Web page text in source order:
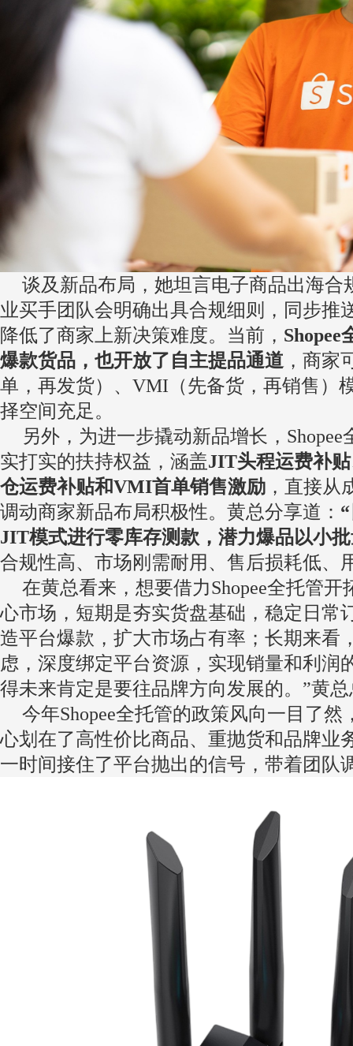
谈及新品布局，她坦言电子商品出海合
业买手团队会明确出具合规细则，同步推
降低了商家上新决策难度。当前， Shopee
爆款货品，也开放了自主提品通道 ，商家
单，再发货）、VMI（先备货，再销售）
择空间充足。
另外，为进一步撬动新品增长，
实打实的扶持权益，涵盖JIT头程运费补贴
仓运费补贴和VMI首单销售激励 ，直接从
调动商家新品布局积极性。黄总分享道：
JIT模式进行零库存测款，潜力爆品以小
合规性高、市场刚需耐用、售后损耗低、
在黄总看来，想要借力Shopee全托管
心市场，短期是夯实货盘基础，稳定日常
造平台爆款，扩大市场占有率；长期来看
虑，深度绑定平台资源，实现销量和利润
得未来肯定是要往品牌方向发展的。”黄
今年Shopee全托管的政策风向一目了
心划在了高性价比商品、重抛货和品牌业
一时间接住了平台抛出的信号，带着团队